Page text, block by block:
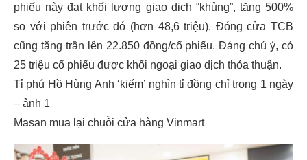
phiếu này đạt khối lượng giao dịch “khủng”, tăng 500%
so với phiên trước đó (hơn 48,6 triệu). Đóng cửa TCB
cũng tăng trần lên 22.850 đồng/cổ phiếu. Đáng chú ý, có
25 triệu cổ phiếu được khối ngoại giao dịch thỏa thuận.
Tỉ phú Hồ Hùng Anh ‘kiếm’ nghìn tỉ đồng chỉ trong 1 ngày
– ảnh 1
Masan mua lại chuỗi cửa hàng Vinmart